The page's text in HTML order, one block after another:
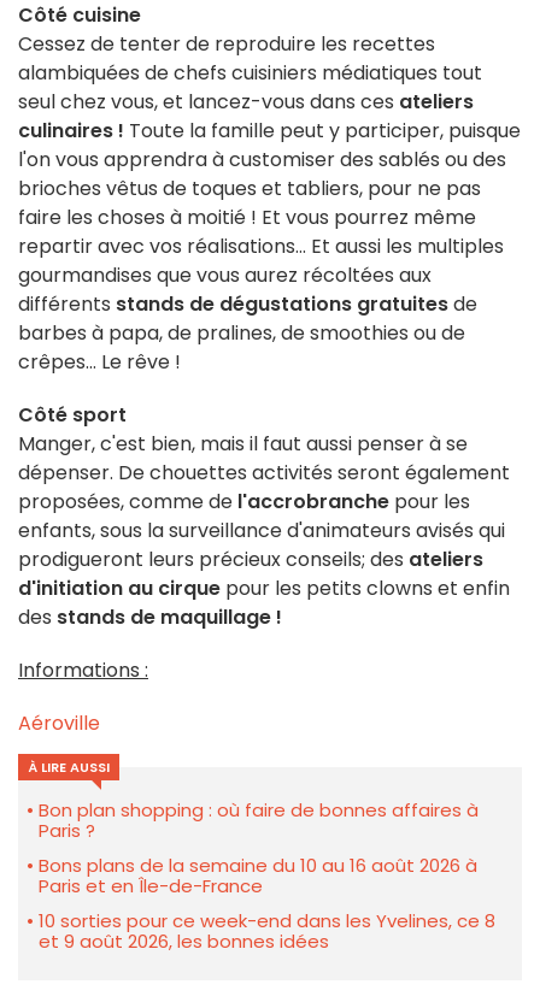
Côté cuisine
Cessez de tenter de reproduire les recettes
alambiquées de chefs cuisiniers médiatiques tout
seul chez vous, et lancez-vous dans ces ateliers
culinaires ! Toute la famille peut y participer, puisque
l'on vous apprendra à customiser des sablés ou des
brioches vêtus de toques et tabliers, pour ne pas
faire les choses à moitié ! Et vous pourrez même
repartir avec vos réalisations... Et aussi les multiples
gourmandises que vous aurez récoltées aux
différents stands de dégustations gratuitesde
barbes à papa, de pralines, de smoothies ou de
crêpes... Le rêve !
Côté sport
Manger, c'est bien, mais il faut aussi penser à se
dépenser. De chouettes activités seront également
proposées, comme de l'accrobranche pour les
enfants, sous la surveillance d'animateurs avisés qui
prodigueront leurs précieux conseils; des ateliers
d'initiation au cirque pour les petits clowns et enfin
des stands de maquillage !
Informations :
Aéroville
À LIRE AUSSI
Bon plan shopping : où faire de bonnes affaires à
Paris ?
Bons plans de la semaine du 10 au 16 août 2026 à
Paris et en Île-de-France
10 sorties pour ce week-end dans les Yvelines, ce 8
et 9 août 2026, les bonnes idées